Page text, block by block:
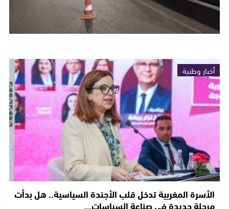
أخبار وطنية
الأسرة المغربية تدخل قلب الأجندة السياسية.. هل بدأت
مرحلة جديدة في صناعة السياسات…